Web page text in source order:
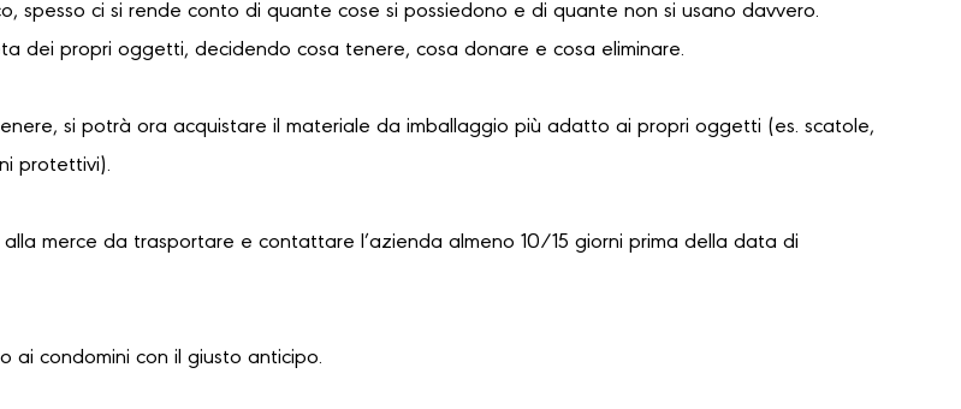
spesso ci si rende conto di quante cose si possiedono e di quante non si usano davvero.
dei propri oggetti, decidendo cosa tenere, cosa donare e cosa eliminare.
si potrà ora acquistare il materiale da imballaggio più adatto ai propri oggetti (es. scatole,
protettivi).
merce da trasportare e contattare l’azienda almeno 10/15 giorni prima della data di
ai condomini con il giusto anticipo.